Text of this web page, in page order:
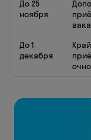
До 25
ноября
До 1
декабря